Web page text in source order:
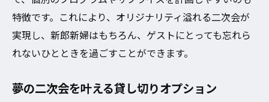
特徴です。これにより、オリジナリティ溢れる二次会が
実現し、新郎新婦はもちろん、ゲストにとっても忘れら
れないひとときを過ごすことができます。
夢の二次会を叶える貸し切りオプション